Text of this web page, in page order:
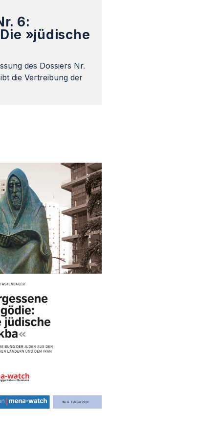
6:
»jüdische
des Dossiers Nr.
die Vertreibung der